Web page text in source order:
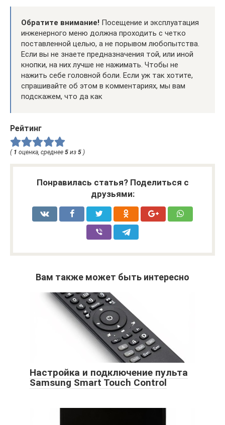
Обратите внимание! Посещение и эксплуатация
инженерного меню должна проходить с четко
поставленной целью, а не порывом любопытства.
Если вы не знаете предназначения той, или иной
кнопки, на них лучше не нажимать. Чтобы не
нажить себе головной боли. Если уж так хотите,
спрашивайте об этом в комментариях, мы вам
подскажем, что да как
Рейтинг
( 1 оценка, среднее 5 из 5 )
Понравилась статья? Поделиться с
друзьями:
Вам также может быть интересно
Настройка и подключение пульта
Samsung Smart Touch Control